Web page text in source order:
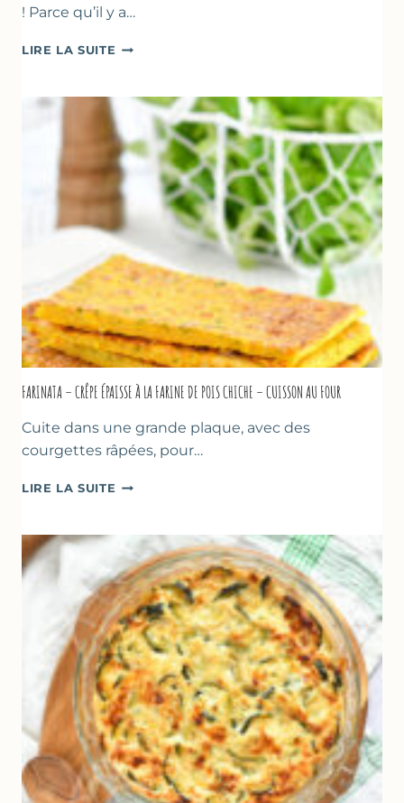
! Parce qu’il y a…
LIRE LA SUITE BEIGNETS
LA
BIÈRE
–
COMME
À
MARSEILLE
FARINATA – CRÊPE ÉPAISSE À LA FARINE DE POIS CHICHE – CUISSON AU FOUR
Cuite dans une grande plaque, avec des
courgettes râpées, pour…
LIRE LA SUITE FARINATA
ÉPAISSE
À
LA
FARINE
DE
POIS
CHICHE
–
CUISSON
AU
FOUR